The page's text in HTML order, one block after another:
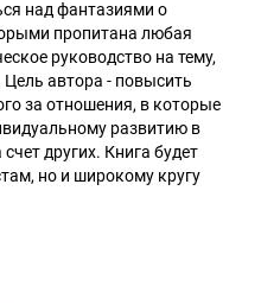
над фантазиями о
пропитана любая
руководство на тему,
автора - повысить
за отношения, в которые
развитию в
других. Книга будет
но и широкому кругу